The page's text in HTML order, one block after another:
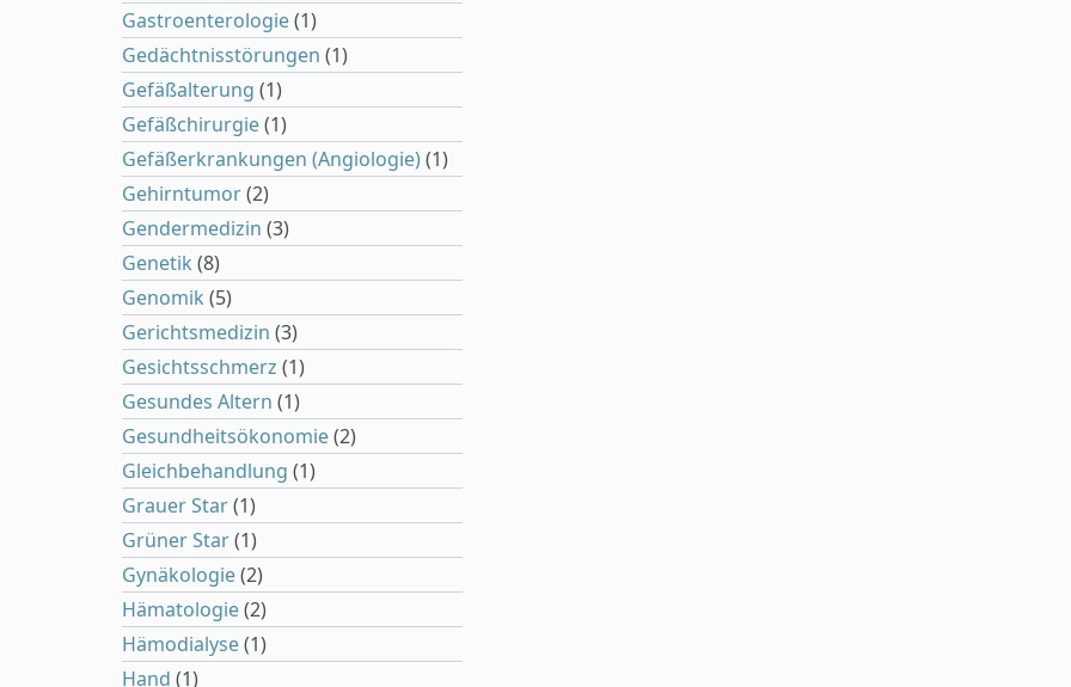
Gastroenterologie(1)
Gedächtnisstörungen (1)
Gefäßalterung (1)
Gefäßchirurgie(1)
Gefäßerkrankungen (Angiologie)(1)
Gehirntumor(2)
Gendermedizin (3)
Genetik (8)
Genomik (5)
Gerichtsmedizin (3)
Gesichtsschmerz (1)
Gesundes Altern (1)
Gesundheitsökonomie(2)
Gleichbehandlung (1)
Grauer Star(1)
Grüner Star(1)
Gynäkologie(2)
Hämatologie(2)
Hämodialyse(1)
Hand (1)